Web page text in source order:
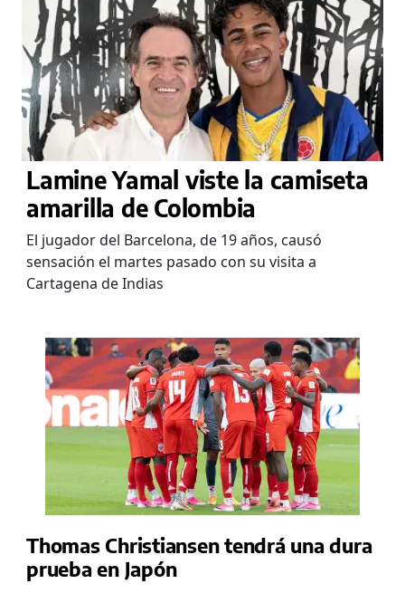
Lamine Yamal viste la camiseta
amarilla de Colombia
El jugador del Barcelona, de 19 años, causó
sensación el martes pasado con su visita a
Cartagena de Indias
Thomas Christiansen tendrá una dura
prueba en Japón